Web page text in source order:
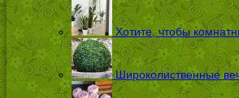
Хотите, чтобы
Широколиственные